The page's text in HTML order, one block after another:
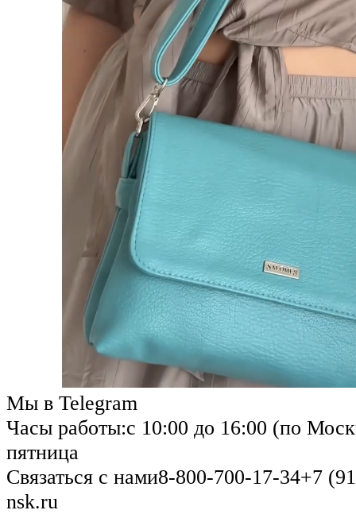
Мы в Telegram
Часы работы:с 10:00 до 16:00 (по
пятница
Связаться с нами8-800-700-17-34+7
nsk.ru